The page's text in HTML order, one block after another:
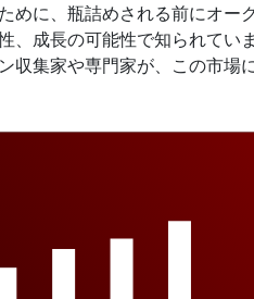
めに、瓶詰めされる前にオー
、成長の可能性で知られてい
収集家や専門家が、この市場